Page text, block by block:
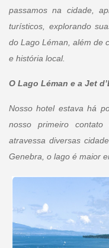
passamos na cidade,
turísticos, explorando
do Lago Léman, além de
e história local.
O Lago Léman e a Jet
Nosso hotel estava há
nosso primeiro
atravessa diversas
Genebra, o lago é maior